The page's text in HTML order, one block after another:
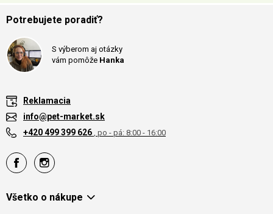
Potrebujete poradiť?
S výberom aj otázky
vám pomôže Hanka
Reklamacia
info@pet-market.sk
+420 499 399 626 , po - pá: 8:00 - 16:00
Všetko o nákupe